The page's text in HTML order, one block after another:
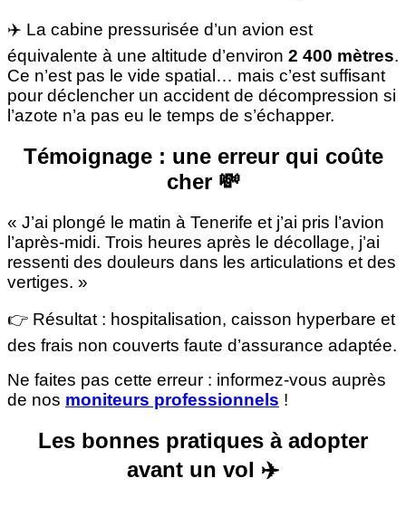
✈️ La cabine pressurisée d’un avion est
équivalente à une altitude d’environ 2 400 mètres.
Ce n’est pas le vide spatial… mais c’est suffisant
pour déclencher un accident de décompression si
l’azote n’a pas eu le temps de s’échapper.
Témoignage : une erreur qui coûte
cher 💸
« J’ai plongé le matin à Tenerife et j’ai pris l’avion
l’après-midi. Trois heures après le décollage, j’ai
ressenti des douleurs dans les articulations et des
vertiges. »
👉 Résultat : hospitalisation, caisson hyperbare et
des frais non couverts faute d’assurance adaptée.
Ne faites pas cette erreur : informez-vous auprès
de nos moniteurs professionnels !
Les bonnes pratiques à adopter
avant un vol ✈️